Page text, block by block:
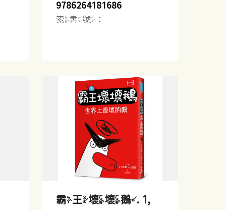
9786264181686
索書號：
霸王壞壞鵝. 1,